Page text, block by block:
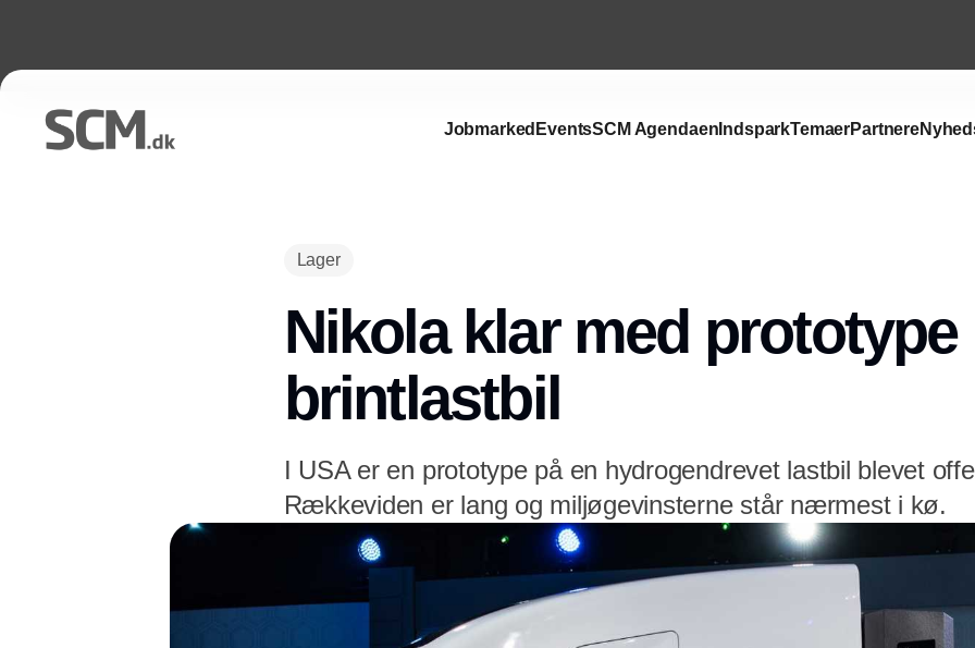
Jobmarked EventsSCM Agendaen IndsparkTemaerPartnere
Lager
Nikola klar med prototype
brintlastbil
I USA er en prototype på en hydrogendrevet lastbil blevet
Rækkeviden er lang og miljøgevinsterne står nærmest i kø.